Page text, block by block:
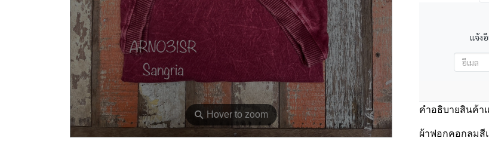
⚲ Hover to zoom
แจ้ง
คำอธิบายสินค้า
ผ้าฟอกคอกลมสี